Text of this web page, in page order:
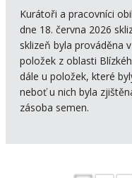
Kurátoři a pracovníci
dne 18. června 2026
sklizeň byla prováděna
položek z oblasti
dále u položek, které
neboť u nich byla
zásoba semen.